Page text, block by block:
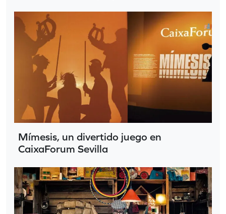
Mímesis, un divertido juego en
CaixaForum Sevilla